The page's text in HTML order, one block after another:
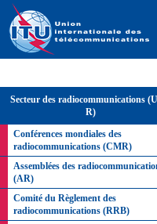
Secteur des radiocommunications
R)
Conférences mondiales des
radiocommunications (CMR)
Assemblées des
(AR)
Comité du Règlement des
radiocommunications (RRB)